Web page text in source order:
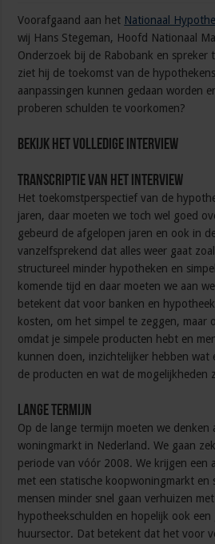
Voorafgaand aan het Nationaal
wij Hans Stegeman, Hoofd Nationaal
Onderzoek bij de Rabobank en spreker
ziet hij de toekomst van de
aanpassingen kunnen gedaan worden
proberen schulden te voorkomen?
Bekijk het volledige interview
Transcriptie van het interview
Het toekomstperspectief van de
jaren, daar moeten we toch wel goed
gebeurd de afgelopen jaren en ook in
vanzelfsprekend dat alles weer gaat
structureel minder hypotheken en
komende tijd en daar moeten we aan
betekent dat voor banken en
kosten, om het simpel te zeggen, maar
omdat je simpele producten hebt en
kunnen doen, inzichtelijker hebben
de producten en wat de mogelijkheden
Lange termijn
Op de lange termijn moeten we denken
woningmarkt in Nederland. We gaan
periode van vóór 2008. We krijgen een
met een statische koopwoningmarkt en
mensen minder snel gaan verhuizen
hypotheekschulden en hopelijk ook
huursector. Dat betekent dat het voor